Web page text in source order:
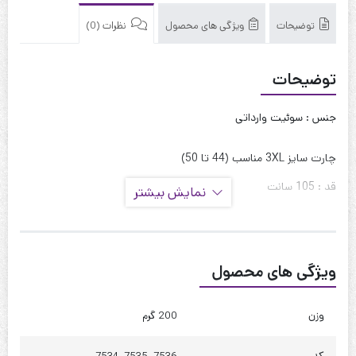
توضیحات ویژگی های محصول نظرات (0)
توضیحات
جنس : سوئیت وارداتی
چارت سایز 3XL مناسب (44 تا 50)
قد : 105 سانت
دور بازو : 50 سانت
نمایش بیشتر
ویژگی های محصول
وزن 200 گرم